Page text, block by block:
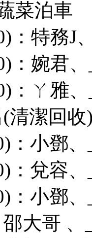
菜泊車
：特務J
：婉君、
：ㄚ雅、
清潔回
：小鄧、
：兌容
：小鄧、
大哥 、